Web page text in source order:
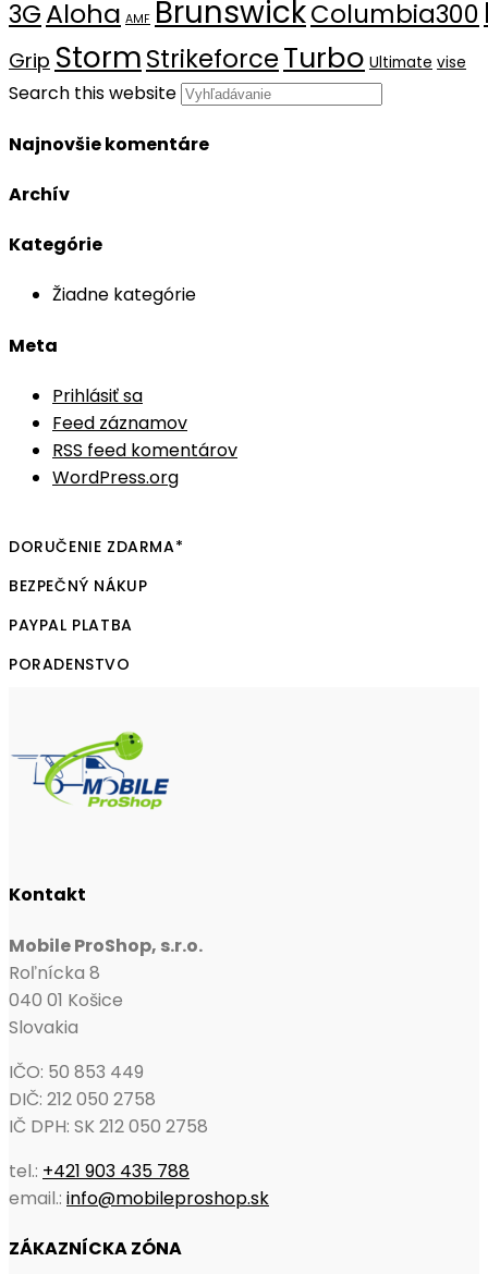
3GAloha AMF BrunswickColumbia300
Grip StormStrikeforceTurbo Ultimate vise
Search this website
Najnovšie komentáre
Archív
Kategórie
Žiadne kategórie
Meta
Prihlásiť sa
Feed záznamov
RSS feed komentárov
WordPress.org
DORUČENIE ZDARMA*
BEZPEČNÝ NÁKUP
PAYPAL PLATBA
PORADENSTVO
Kontakt
Mobile ProShop, s.r.o.
Roľnícka 8
040 01 Košice
Slovakia
IČO: 50 853 449
DIČ: 212 050 2758
IČ DPH: SK 212 050 2758
tel.: +421 903 435 788
email.: info@mobileproshop.sk
ZÁKAZNÍCKA ZÓNA